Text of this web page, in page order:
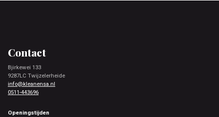
Contact
Bjirkewei 133
9287LC Twijzelerheide
info@kleanensa.nl
0511-443696
Openingstijden